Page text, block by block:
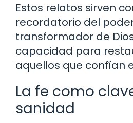
Estos relatos sirven
recordatorio del
transformador de
capacidad para
aquellos que confían
La fe como
sanidad